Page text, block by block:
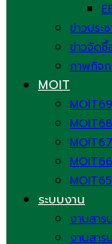
ข่าวประ
ข่าวจัดซื้
ภาพกิจ
MOIT
MOIT69
MOIT68
MOIT67
MOIT66
MOIT65
ระบบงาน
งานสา
งานสา